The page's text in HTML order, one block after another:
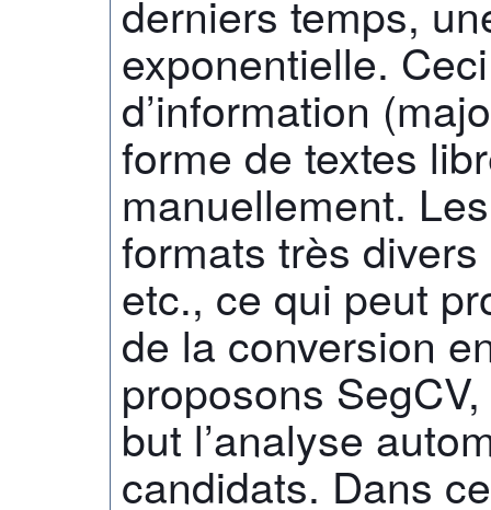
derniers temps,
exponentielle.
d’information
forme de textes
manuellement.
formats très
etc., ce qui peut
de la conversion
proposons
but l’analyse
candidats. Dans